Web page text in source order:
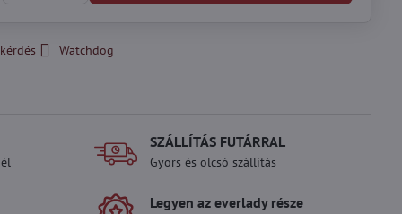
Watchdog
SZÁLLÍTÁS FUTÁRRAL
Gyors és olcsó szállítás
Legyen az everlady része